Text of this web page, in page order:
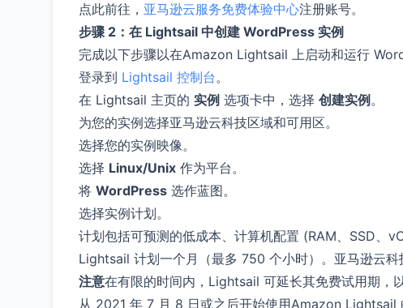
点此前往， 亚马逊云服务免费体验中心注册账号。
步骤 2：在 Lightsail 中创建 WordPress 实例
完成以下步骤以在Amazon Lightsail 上启动和运行
登录到 Lightsail 控制台。
在 Lightsail 主页的 实例 选项卡中，选择 创建实例 。
为您的实例选择亚马逊云科技区域和可用区。
选择您的实例映像。
选择 Linux/Unix 作为平台。
将 WordPress 选作蓝图。
选择实例计划。
计划包括可预测的低成本、计算机配置 (RAM、SSD、
Lightsail 计划一个月（最多 750 个小时）。亚马逊云科
注意在有限的时间内，Lightsail 可延长其免费试用期，
从 2021 年 7 月 8 日或之后开始使用Amazon Lightsail